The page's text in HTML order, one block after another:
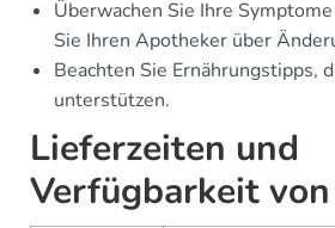
Überwachen Sie Ihre
Sie Ihren Apotheker über
Beachten Sie Ernährungstipps,
unterstützen.
Lieferzeiten und
Verfügbarkeit